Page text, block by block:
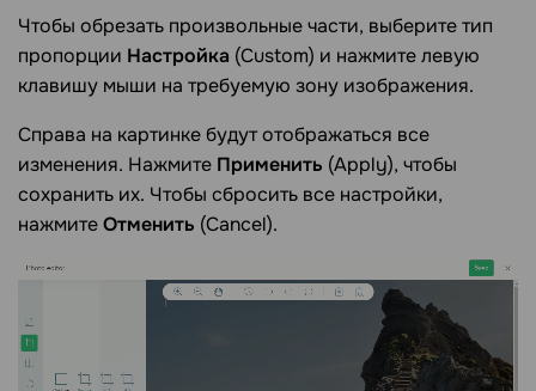
Чтобы обрезать произвольные части, выберите тип
пропорции Настройка (Custom) и нажмите левую
клавишу мыши на требуемую зону изображения.
Справа на картинке будут отображаться все
изменения. Нажмите Применить (Apply), чтобы
сохранить их. Чтобы сбросить все настройки,
нажмитеОтменить (Cancel).